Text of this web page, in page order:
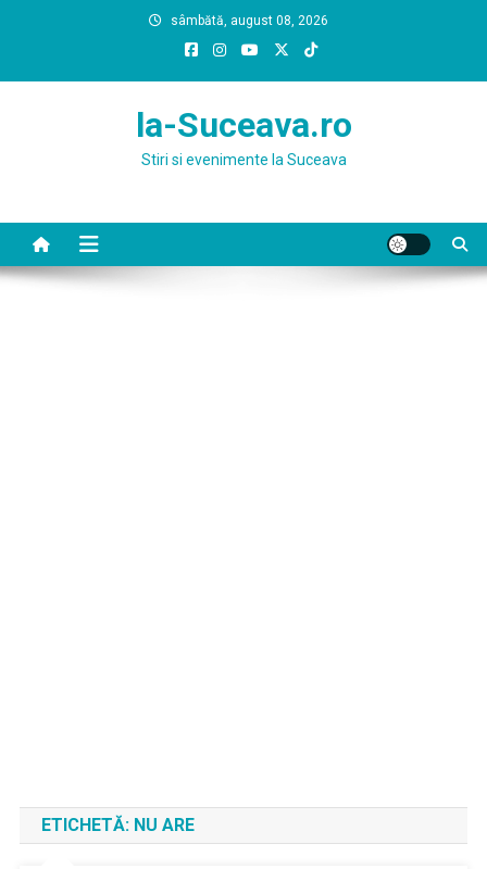
sâmbătă, august 08, 2026
la-Suceava.ro
Stiri si evenimente la Suceava
ETICHETĂ: NU ARE